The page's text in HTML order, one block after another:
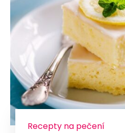
Recepty na pečení